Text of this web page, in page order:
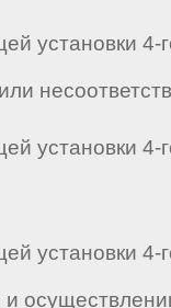
установки 4-
установки 4-
установки 4-